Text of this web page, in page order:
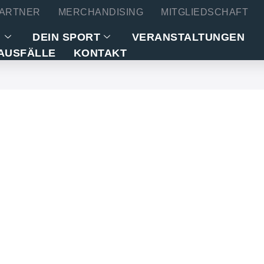
MERCHANDISING MITGLIEDSCHAFT
DEIN SPORT
VERANSTALTUNGEN
KONTAKT